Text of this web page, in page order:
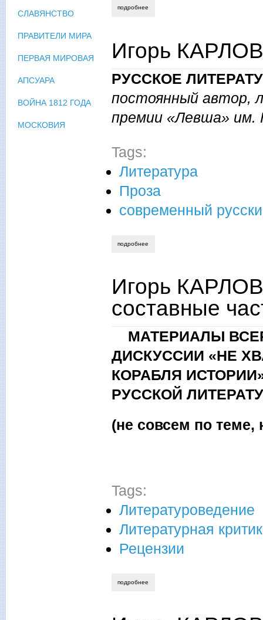
подробнее
Игорь
РУССКОЕ
постоянный автор,
премии «Левша» им.
Tags:
Литература
Проза
современный
подробнее
Игорь
составные
МАТЕРИАЛЫ
ДИСКУССИИ «НЕ
КОРАБЛЯ
РУССКОЙ
(не совсем по теме,
Tags:
Литературоведение
Литературная
Рецензии
подробнее
СЛАВЯНСТВО
ПРАВИТЕЛИ МИРА
ПЕРВАЯ МИРОВАЯ
АПСУАРА
ВОЙНА 1812 ГОДА
МОСКОВИЯ